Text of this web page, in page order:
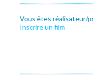
Vous êtes réalisateur/
Inscrire un film